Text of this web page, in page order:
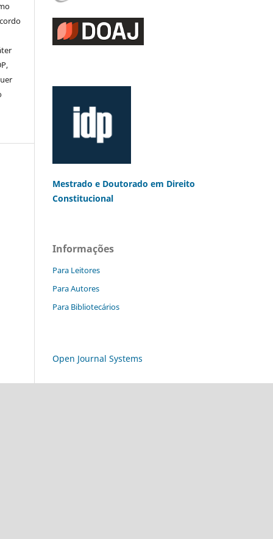
Mestrado e Doutorado em Direito
Constitucional
Informações
Para Leitores
Para Autores
Para Bibliotecários
Open Journal Systems